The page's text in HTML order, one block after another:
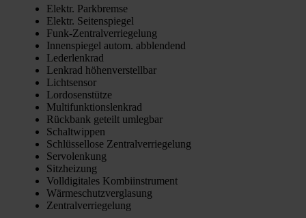
Elektr. Park­brem­se
Elektr. Sei­ten­spie­gel
Funk-Zen­tral­ver­rie­ge­lung
Innen­spie­gel autom. abblen­dend
Leder­lenk­rad
Lenk­rad höhen­ver­stell­bar
Licht­sen­sor
Lor­do­sen­stüt­ze
Mul­ti­funk­ti­ons­lenk­rad
Rück­bank geteilt umleg­bar
Schalt­wip­pen
Schlüs­sel­lo­se Zen­tral­ver­rie­ge­lung
Ser­vo­len­kung
Sitz­hei­zung
Voll­di­gi­ta­les Kom­bi­in­stru­ment
Wär­me­schutz­ver­gla­sung
Zen­tral­ver­rie­ge­lung